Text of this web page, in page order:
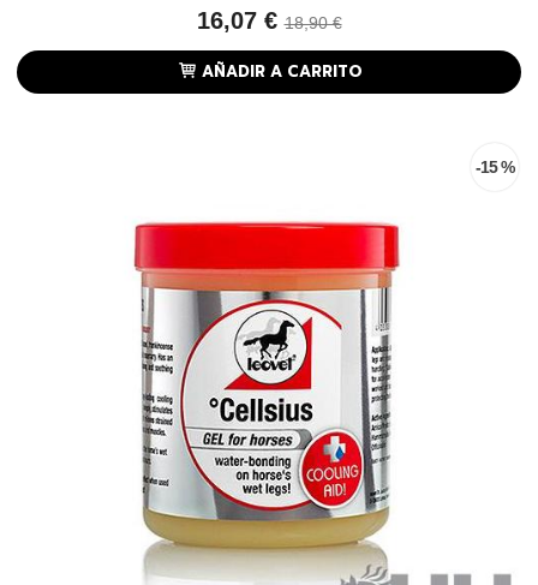
16,07 €18,90 €
AÑADIR A CARRITO
-15 %